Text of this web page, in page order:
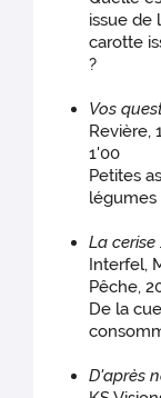
issue de
carotte
?
Vos
Revière,
1'00
Petites
légumes
La
Interfel,
Pêche,
De la
D'après